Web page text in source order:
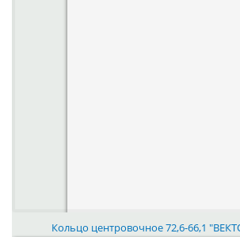
Кольцо центровочное 72,6-66,1